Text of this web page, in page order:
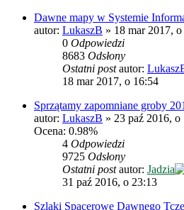
Dawne mapy w Systemie
autor: LukaszB » 18 mar 2017,
0 Odpowiedzi
8683 Odsłony
Ostatni postautor:
18 mar 2017, o 16:54
Sprzątamy zapomniane groby
autor: LukaszB » 23 paź 2016, o
Ocena: 0.98%
4 Odpowiedzi
9725 Odsłony
Ostatni postautor: Jadzia
31 paź 2016, o 23:13
Szlaki Spacerowe Dawnego